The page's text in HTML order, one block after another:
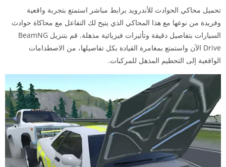
تحميل محاكي الحوادث للأندرويد برابط مباشر استمتع بتجربة واقعية
وفريدة من نوعها مع هذا المحاكي الذي يتيح لك التفاعل مع محاكاة حوادث
السيارات بتفاصيل دقيقة وتأثيرات فيزيائية مذهلة. قم بتنزيل BeamNG
Drive الآن واستمتع بمغامرة القيادة بكل تفاصيلها، من الاصطدامات
الواقعية إلى التحطيم المذهل للمركبات.